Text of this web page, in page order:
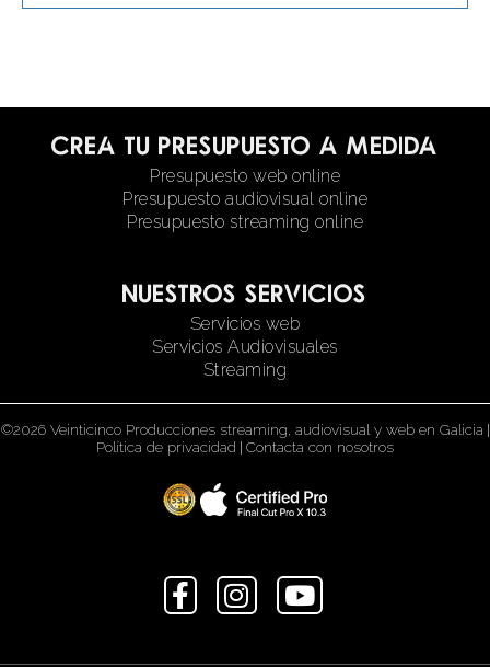
Crea tu presupuesto a medida
Presupuesto web online
Presupuesto audiovisual online
Presupuesto streaming online
Nuestros servicios
Servicios web
Servicios Audiovisuales
Streaming
©2026 Veinticinco Producciones streaming, audiovisual y web en Galicia |
Política de privacidad | Contacta con nosotros